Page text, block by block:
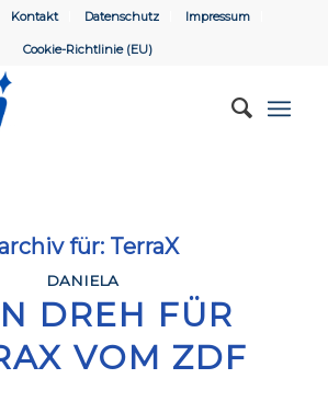
Kontakt Datenschutz Impressum
Cookie-Richtlinie (EU)
für: TerraX
DANIELA
DREH FÜR
VOM ZDF